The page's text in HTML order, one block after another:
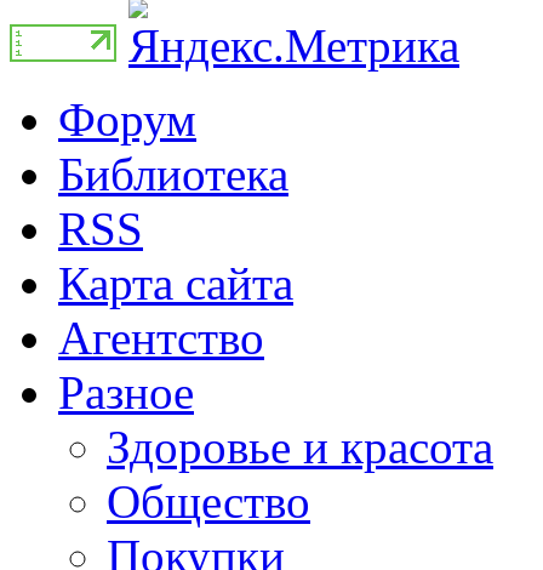
Форум
Библиотека
RSS
Карта сайта
Агентство
Разное
Здоровье и красота
Общество
Покупки